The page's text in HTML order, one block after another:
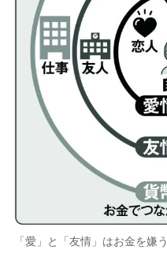
「愛」と「友情」はお金を嫌う